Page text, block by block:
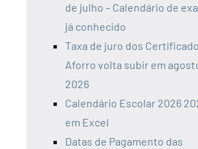
de julho – Calendário de
já conhecido
Taxa de juro dos
Aforro volta subir em
2026
Calendário Escolar 2026
em Excel
Datas de Pagamento das